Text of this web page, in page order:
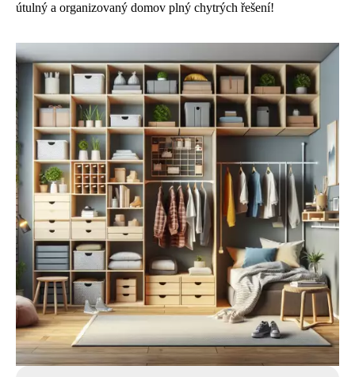
útulný a organizovaný domov plný chytrých řešení!